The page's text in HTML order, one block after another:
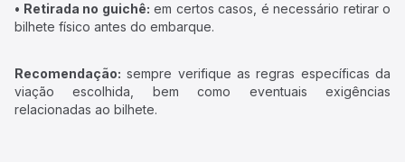
• Retirada no guichê: em certos casos, é necessário retirar o
bilhete físico antes do embarque.
Recomendação: sempre verifique as regras específicas da
viação escolhida, bem como eventuais exigências
relacionadas ao bilhete.